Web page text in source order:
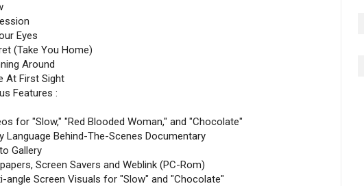
Eyes
(Take You Home)
Around
At First Sight
Features :
for "Slow," "Red Blooded Woman," and "Chocolate"
Language Behind-The-Scenes Documentary
Gallery
Screen Savers and Weblink (PC-Rom)
angle Screen Visuals for "Slow" and "Chocolate"